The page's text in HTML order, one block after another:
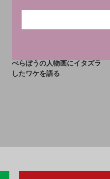
ぺらぼうの人物画にイタズラ
したワケを語る